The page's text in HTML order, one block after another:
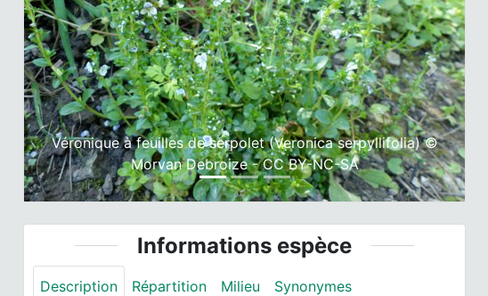
Véronique à feuilles de serpolet (Veronica serpyllifolia) ©
Morvan Debroize - CC BY-NC-SA
Previous Next
Informations espèce
Description Répartition Milieu Synonymes